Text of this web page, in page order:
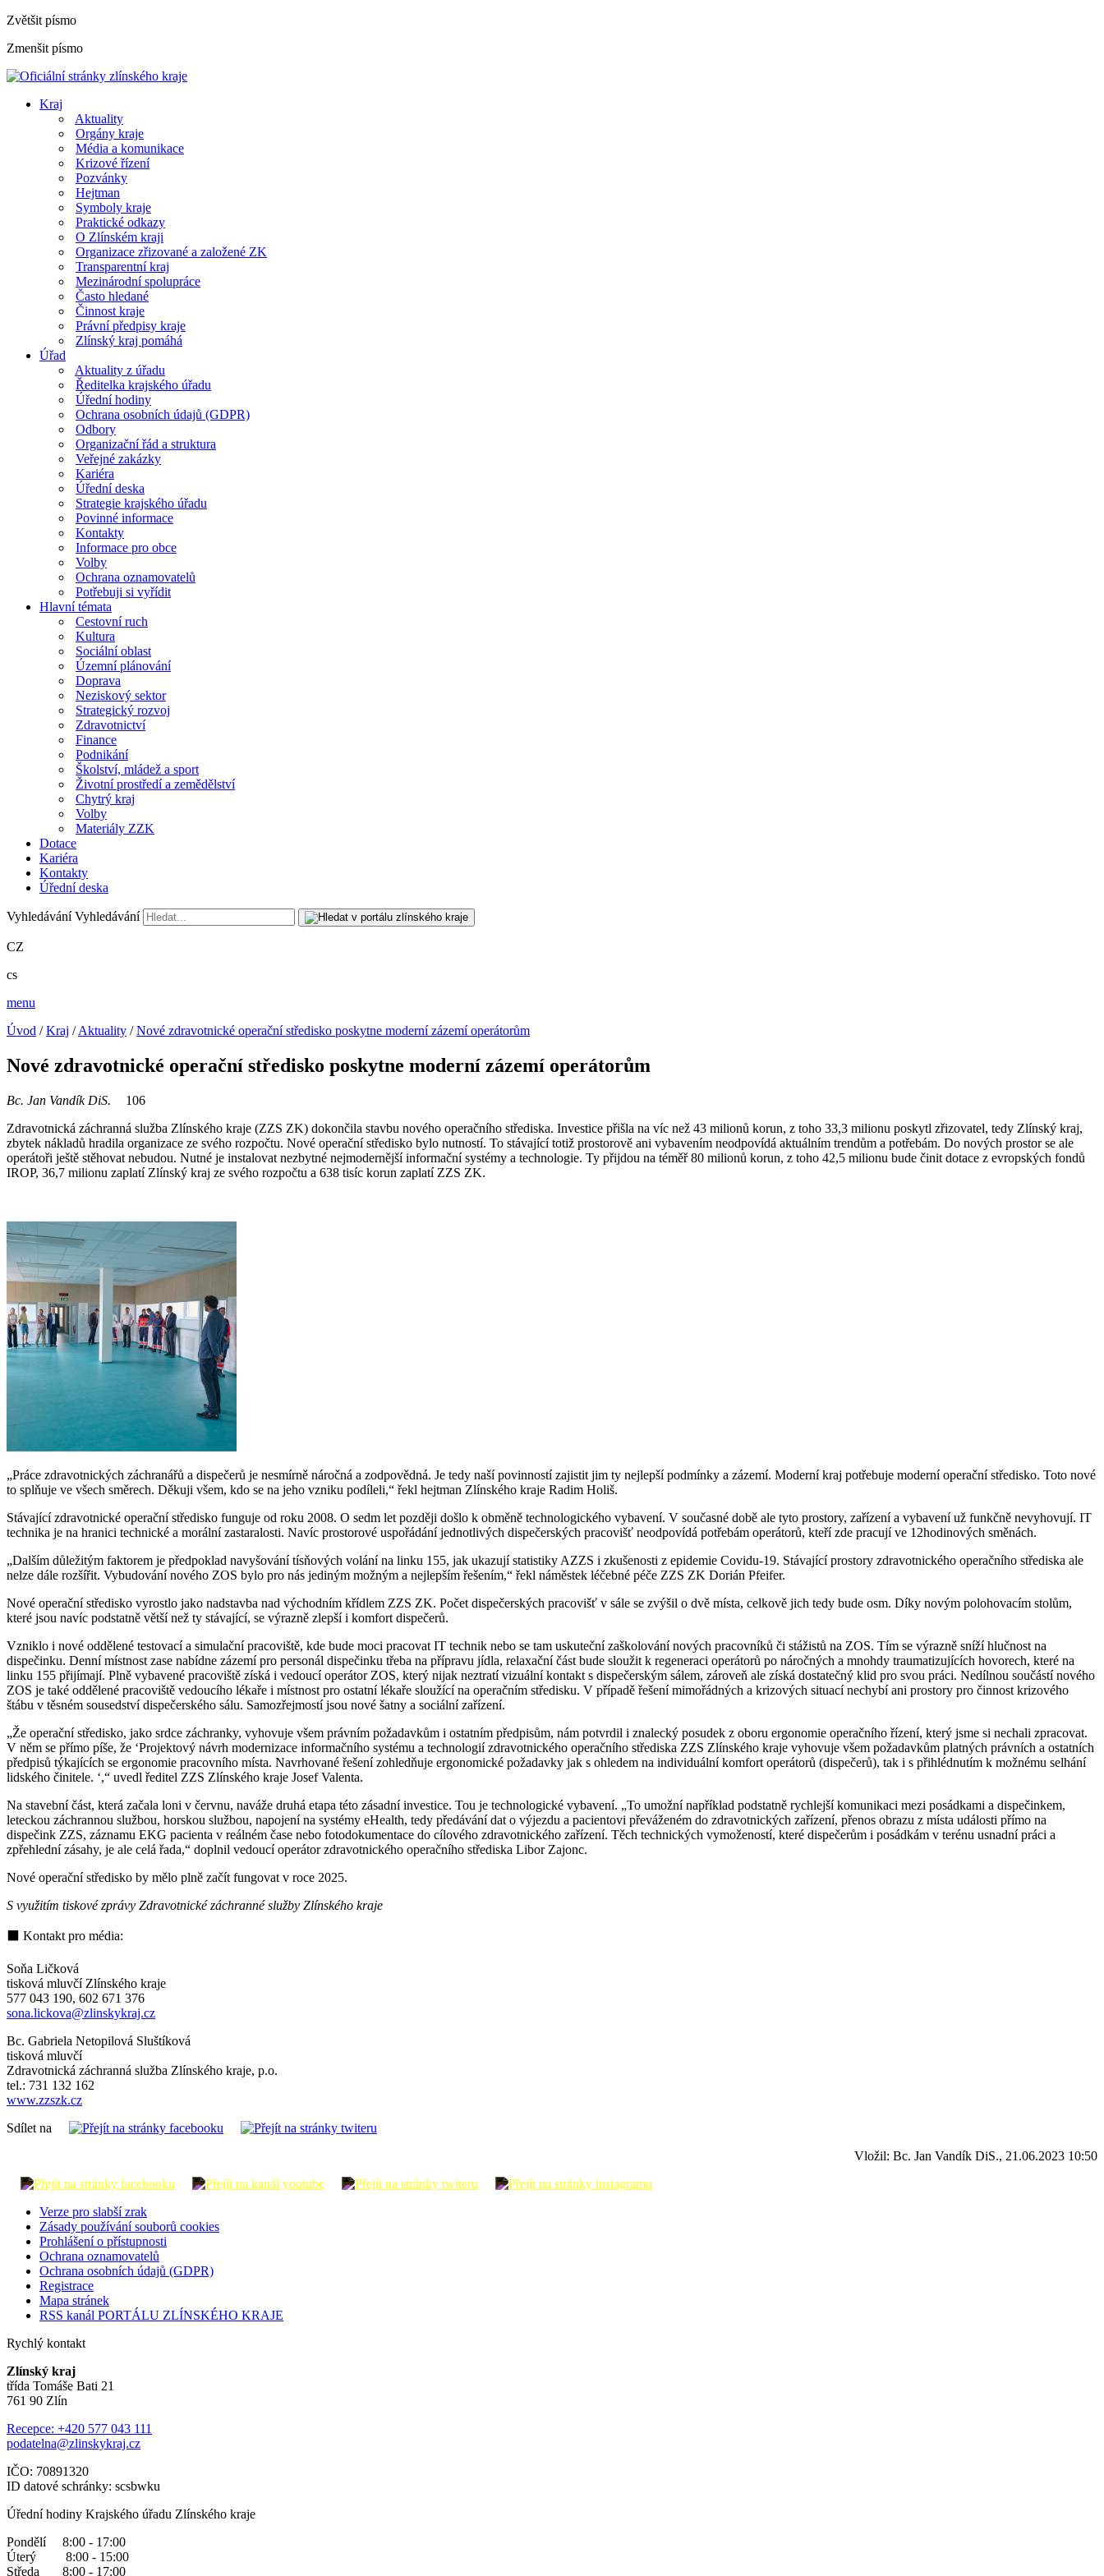
Zvětšit písmo
Zmenšit písmo
Kraj
Aktuality
Orgány kraje
Média a komunikace
Krizové řízení
Pozvánky
Hejtman
Symboly kraje
Praktické odkazy
O Zlínském kraji
Organizace zřizované a založené ZK
Transparentní kraj
Mezinárodní spolupráce
Často hledané
Činnost kraje
Právní předpisy kraje
Zlínský kraj pomáhá
Úřad
Aktuality z úřadu
Ředitelka krajského úřadu
Úřední hodiny
Ochrana osobních údajů (GDPR)
Odbory
Organizační řád a struktura
Veřejné zakázky
Kariéra
Úřední deska
Strategie krajského úřadu
Povinné informace
Kontakty
Informace pro obce
Volby
Ochrana oznamovatelů
Potřebuji si vyřídit
Hlavní témata
Cestovní ruch
Kultura
Sociální oblast
Územní plánování
Doprava
Neziskový sektor
Strategický rozvoj
Zdravotnictví
Finance
Podnikání
Školství, mládež a sport
Životní prostředí a zemědělství
Chytrý kraj
Volby
Materiály ZZK
Dotace
Kariéra
Kontakty
Úřední deska
Vyhledávání Vyhledávání
CZ
cs
menu
Úvod /Kraj /Aktuality /Nové zdravotnické operační středisko poskytne moderní zázemí operátorům
Nové zdravotnické operační středisko poskytne moderní zázemí operátorům
Bc. Jan Vandík DiS.
106
Zdravotnická záchranná služba Zlínského kraje (ZZS ZK) dokončila stavbu nového operačního střediska. Investice přišla na víc než 43 milionů korun, z toho 33,3 milionu poskytl zřizovatel, tedy Zlínský kraj,
zbytek nákladů hradila organizace ze svého rozpočtu. Nové operační středisko bylo nutností. To stávající totiž prostorově ani vybavením neodpovídá aktuálním trendům a potřebám. Do nových prostor se ale
operátoři ještě stěhovat nebudou. Nutné je instalovat nezbytné nejmodernější informační systémy a technologie. Ty přijdou na téměř 80 milionů korun, z toho 42,5 milionu bude činit dotace z evropských fondů
IROP, 36,7 milionu zaplatí Zlínský kraj ze svého rozpočtu a 638 tisíc korun zaplatí ZZS ZK.
„Práce zdravotnických záchranářů a dispečerů je nesmírně náročná a zodpovědná. Je tedy naší povinností zajistit jim ty nejlepší podmínky a zázemí. Moderní kraj potřebuje moderní operační středisko. Toto nové
to splňuje ve všech směrech. Děkuji všem, kdo se na jeho vzniku podíleli,“ řekl hejtman Zlínského kraje Radim Holiš.
Stávající zdravotnické operační středisko funguje od roku 2008. O sedm let později došlo k obměně technologického vybavení. V současné době ale tyto prostory, zařízení a vybavení už funkčně nevyhovují. IT
technika je na hranici technické a morální zastaralosti. Navíc prostorové uspořádání jednotlivých dispečerských pracovišť neodpovídá potřebám operátorů, kteří zde pracují ve 12hodinových směnách.
„Dalším důležitým faktorem je předpoklad navyšování tísňových volání na linku 155, jak ukazují statistiky AZZS i zkušenosti z epidemie Covidu-19. Stávající prostory zdravotnického operačního střediska ale
nelze dále rozšířit. Vybudování nového ZOS bylo pro nás jediným možným a nejlepším řešením,“ řekl náměstek léčebné péče ZZS ZK Dorián Pfeifer.
Nové operační středisko vyrostlo jako nadstavba nad východním křídlem ZZS ZK. Počet dispečerských pracovišť v sále se zvýšil o dvě místa, celkově jich tedy bude osm. Díky novým polohovacím stolům,
které jsou navíc podstatně větší než ty stávající, se výrazně zlepší i komfort dispečerů.
Vzniklo i nové oddělené testovací a simulační pracoviště, kde bude moci pracovat IT technik nebo se tam uskuteční zaškolování nových pracovníků či stážistů na ZOS. Tím se výrazně sníží hlučnost na
dispečinku. Denní místnost zase nabídne zázemí pro personál dispečinku třeba na přípravu jídla, relaxační část bude sloužit k regeneraci operátorů po náročných a mnohdy traumatizujících hovorech, které na
linku 155 přijímají. Plně vybavené pracoviště získá i vedoucí operátor ZOS, který nijak neztratí vizuální kontakt s dispečerským sálem, zároveň ale získá dostatečný klid pro svou práci. Nedílnou součástí nového
ZOS je také oddělené pracoviště vedoucího lékaře i místnost pro ostatní lékaře sloužící na operačním středisku. V případě řešení mimořádných a krizových situací nechybí ani prostory pro činnost krizového
štábu v těsném sousedství dispečerského sálu. Samozřejmostí jsou nové šatny a sociální zařízení.
„Že operační středisko, jako srdce záchranky, vyhovuje všem právním požadavkům i ostatním předpisům, nám potvrdil i znalecký posudek z oboru ergonomie operačního řízení, který jsme si nechali zpracovat.
V něm se přímo píše, že ‘Projektový návrh modernizace informačního systému a technologií zdravotnického operačního střediska ZZS Zlínského kraje vyhovuje všem požadavkům platných právních a ostatních
předpisů týkajících se ergonomie pracovního místa. Navrhované řešení zohledňuje ergonomické požadavky jak s ohledem na individuální komfort operátorů (dispečerů), tak i s přihlédnutím k možnému selhání
lidského činitele. ‘,“ uvedl ředitel ZZS Zlínského kraje Josef Valenta.
Na stavební část, která začala loni v červnu, naváže druhá etapa této zásadní investice. Tou je technologické vybavení. „To umožní například podstatně rychlejší komunikaci mezi posádkami a dispečinkem,
leteckou záchrannou službou, horskou službou, napojení na systémy eHealth, tedy předávání dat o výjezdu a pacientovi převáženém do zdravotnických zařízení, přenos obrazu z místa události přímo na
dispečink ZZS, záznamu EKG pacienta v reálném čase nebo fotodokumentace do cílového zdravotnického zařízení. Těch technických vymožeností, které dispečerům i posádkám v terénu usnadní práci a
zpřehlední zásahy, je ale celá řada,“ doplnil vedoucí operátor zdravotnického operačního střediska Libor Zajonc.
Nové operační středisko by mělo plně začít fungovat v roce 2025.
S využitím tiskové zprávy Zdravotnické záchranné služby Zlínského kraje
⬛ Kontakt pro média:
Soňa Ličková
tisková mluvčí Zlínského kraje
577 043 190, 602 671 376
sona.lickova@zlinskykraj.cz
Bc. Gabriela Netopilová Sluštíková
tisková mluvčí
Zdravotnická záchranná služba Zlínského kraje, p.o.
tel.: 731 132 162
www.zzszk.cz
Sdílet na
Vložil: Bc. Jan Vandík DiS., 21.06.2023 10:50
Verze pro slabší zrak
Zásady používání souborů cookies
Prohlášení o přístupnosti
Ochrana oznamovatelů
Ochrana osobních údajů (GDPR)
Registrace
Mapa stránek
RSS kanál PORTÁLU ZLÍNSKÉHO KRAJE
Rychlý kontakt
Zlínský kraj
třída Tomáše Bati 21
761 90 Zlín
Recepce: +420 577 043 111
podatelna@zlinskykraj.cz
IČO: 70891320
ID datové schránky: scsbwku
Úřední hodiny Krajského úřadu Zlínského kraje
Pondělí 8:00 - 17:00
Úterý 8:00 - 15:00
Středa 8:00 - 17:00